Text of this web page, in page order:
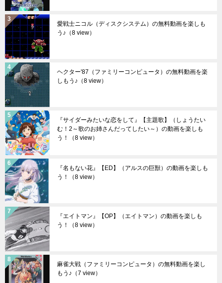
愛戦士ニコル（ディスクシステム）の無料動画を楽しも
う♪ （8 view）
ヘクター'87（ファミリーコンピュータ）の無料動画を楽
しもう♪ （8 view）
『サイダーみたいな恋をして』【主題歌】（しょうたい
む！2～歌のお姉さんだってしたい～）の動画を楽しも
う！
（8 view）
『名もない花』【ED】（アルスの巨獣）の動画を楽しも
う！
（8 view）
『エイトマン』【OP】（エイトマン）の動画を楽しも
う！
（8 view）
麻雀大戦（ファミリーコンピュータ）の無料動画を楽し
もう♪ （7 view）